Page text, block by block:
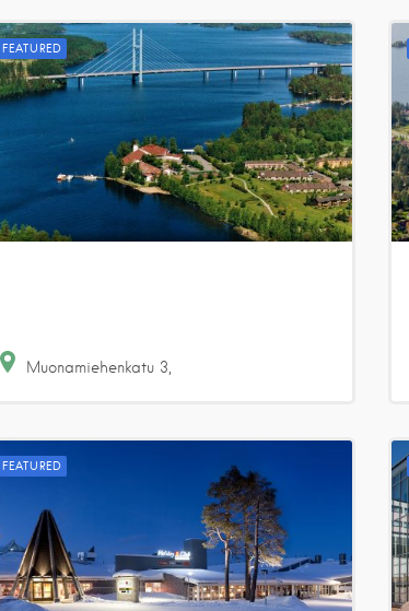
FEATURED
Muonamiehenkatu 3
FEATURED